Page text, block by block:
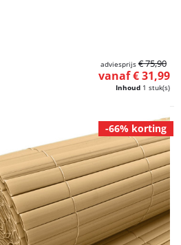
Inhoud 1 stuk(s)
vanaf € 31,99
adviesprijs € 75,90
-66% korting